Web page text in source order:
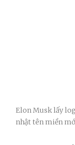
Elon Musk lấy
nhật tên miền